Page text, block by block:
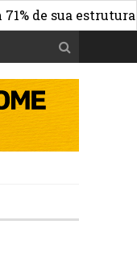
estrutura de